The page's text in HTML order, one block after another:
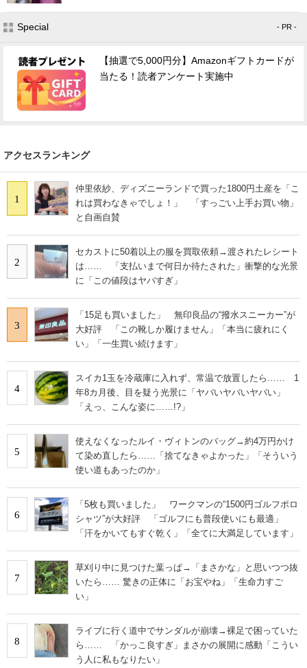
Special - PR -
【抽選で5,000円分】Amazonギフトカードが
当たる！読者アンケート実施中
アクセスランキング
1
仲里依紗、ディズニーランドで買った1800円土産を「こ
れは買わなきゃでしょ！」 「すっごい上手お買い物」
と自画自賛
2
セカストに50着以上の服を買取依頼→渡されたレシート
は…… 「支払いまで何日か待たされた」衝撃的な光景
に「この値段はヤバすぎ」
3
「15足も買いました」 無印良品の“撥水スニーカー”が
大好評 「この靴しか履けません」「本当に疲れにく
い」「一生買い続けます」
4
スイカ1玉を冷蔵庫に入れず、常温で放置したら…… 1
年8カ月後、目を疑う光景に「ヤバいヤバいヤバい」
「えっ、こんな姿に……!?」
5
使えなくなったルイ・ヴィトンのバッグ→約4万円かけ
て染め直したら……「捨てなきゃよかった」「そういう
使い道もあったのか」
6
「5枚も買いました」 ワークマンの“1500円ゴルフポロ
シャツ”が大好評 「ゴルフにも普段使いにも最適」
「汗をかいてもすぐ乾く」「全てに大満足しています」
7
草刈り中に見つけた葉っぱ→「まさかな」と思いつつ抜
いたら…… 驚きの正体に「お宝やね」「生命力すご
い」
8
ライブに行く道中でサンダルが崩壊→裸足で困っていた
ら…… 「かっこ良すぎ」まさかの展開に感動「こうい
う人に私もなりたい」